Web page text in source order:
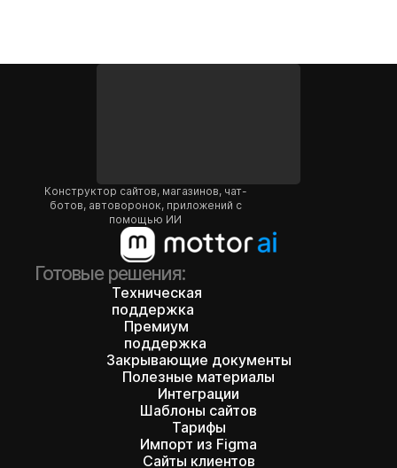
Конструктор сайтов, магазинов, чат-
ботов, автоворонок, приложений с
помощью ИИ
Готовые решения:
Техническая
поддержка
Премиум
поддержка
Закрывающие документы
Полезные материалы
Интеграции
Шаблоны сайтов
Тарифы
Импорт из Figma
Сайты клиентов